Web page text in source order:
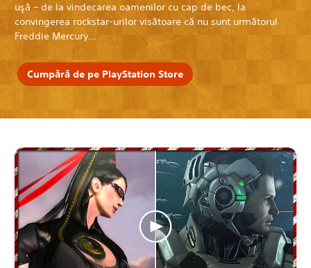
uşă – de la vindecarea oamenilor cu cap de bec, la
convingerea rockstar-urilor visătoare că nu sunt următorul
Freddie Mercury…
Cumpără de pe PlayStation Store